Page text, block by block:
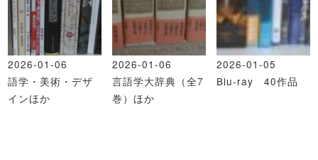
2026-01-06
語学・美術・デザ
インほか
2026-01-06
言語学大辞典（全7
巻）ほか
2026-01-05
Blu-ray 40作品